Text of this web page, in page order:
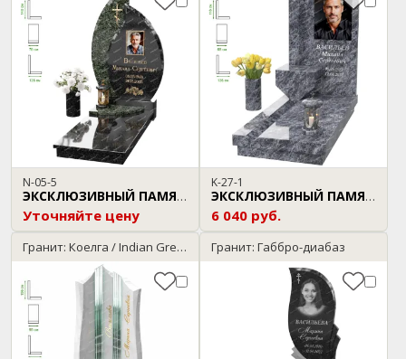
N-05-5
ЭКСКЛЮЗИВНЫЙ ПАМЯТНИК
Уточняйте цену
K-27-1
ЭКСКЛЮЗИВНЫЙ ПАМЯТНИК
6 040 руб.
Гранит: Коелга / Indian Green Гранит: Габбро-диабаз